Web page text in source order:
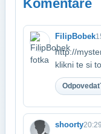
Komentáre
FilipBobek
http://
klikni te si to
Odpovedať
shoorty